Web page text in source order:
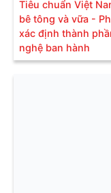
Tiêu chuẩn Việt
bê tông và vữa -
xác định thành
nghệ ban hành